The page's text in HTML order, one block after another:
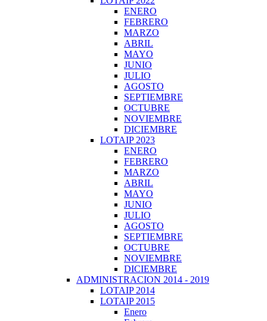
ENERO
FEBRERO
MARZO
ABRIL
MAYO
JUNIO
JULIO
AGOSTO
SEPTIEMBRE
OCTUBRE
NOVIEMBRE
DICIEMBRE
LOTAIP 2023
ENERO
FEBRERO
MARZO
ABRIL
MAYO
JUNIO
JULIO
AGOSTO
SEPTIEMBRE
OCTUBRE
NOVIEMBRE
DICIEMBRE
ADMINISTRACION 2014 - 2019
LOTAIP 2014
LOTAIP 2015
Enero